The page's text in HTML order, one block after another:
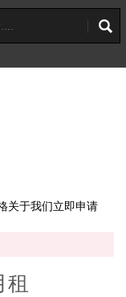
关于我们立即申请
租